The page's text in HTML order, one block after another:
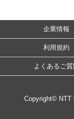
企業情報
利用規約
よくあるご質
Copyright© NTT